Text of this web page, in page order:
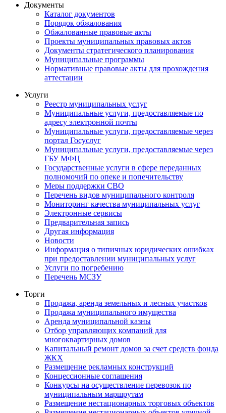
Документы
Каталог документов
Порядок обжалования
Обжалованные правовые акты
Проекты муниципальных правовых актов
Документы стратегического планирования
Муниципальные программы
Нормативные правовые акты для прохождения
аттестации
Услуги
Реестр муниципальных услуг
Муниципальные услуги, предоставляемые по
адресу электронной почты
Муниципальные услуги, предоставляемые через
портал Госуслуг
Муниципальные услуги, предоставляемые через
ГБУ МФЦ
Государственные услуги в сфере переданных
полномочий по опеке и попечительству
Меры поддержки СВО
Перечень видов муниципального контроля
Мониторинг качества муниципальных услуг
Электронные сервисы
Предварительная запись
Другая информация
Новости
Информация о типичных юридических ошибках
при предоставлении муниципальных услуг
Услуги по погребению
Перечень МСЗУ
Торги
Продажа, аренда земельных и лесных участков
Продажа муниципального имущества
Аренда муниципальной казны
Отбор управляющих компаний для
многоквартирных домов
Капитальный ремонт домов за счет средств фонда
ЖКХ
Размещение рекламных конструкций
Концессионные соглашения
Конкурсы на осуществление перевозок по
муниципальным маршрутам
Размещение нестационарных торговых объектов